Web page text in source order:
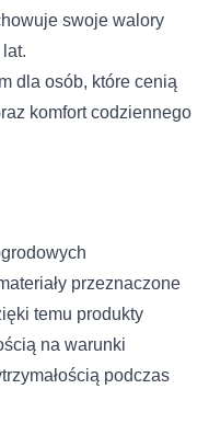
swoje walory
dla osób, które cenią
komfort codziennego
przeznaczone
temu produkty
na warunki
podczas